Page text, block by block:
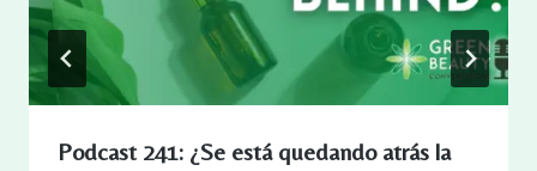
Podcast 241: ¿Se está quedando atrás la